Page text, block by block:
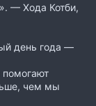
— Хода Котби,
день года —
чем мы